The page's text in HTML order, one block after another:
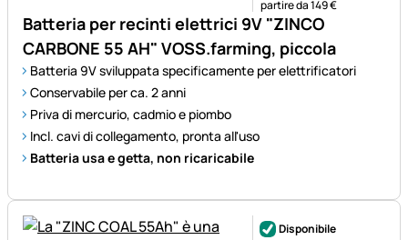
Batteria per recinti elettrici 9V "ZINCO
CARBONE 55 AH" VOSS.farming, piccola
Batteria 9V sviluppata specificamente per elettrificatori
Conservabile per ca. 2 anni
Priva di mercurio, cadmio e piombo
Incl. cavi di collegamento, pronta all'uso
Batteria usa e getta, non ricaricabile
partire da 149 €
Disponibile